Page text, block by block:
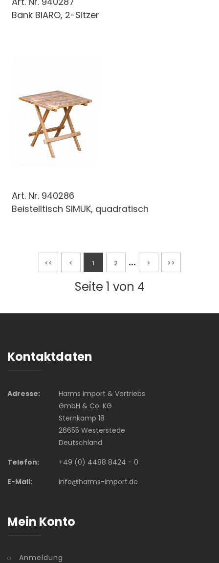
Bank BIARO, 2-Sitzer
Art. Nr. 940286
Beistelltisch SIMUK, quadratisch
<< < 1 2 ... > >>
Seite 1 von 4
Kontaktdaten
Adresse:
Harms Import & Vertriebs
GmbH & Co. KG
Sternkamp 18
26655 Westerstede
Deutschland
Telefon:
+49 (0) 4488 8424 - 0
E-Mail:
info@harms-import.de
Mein Konto
Anmeldung